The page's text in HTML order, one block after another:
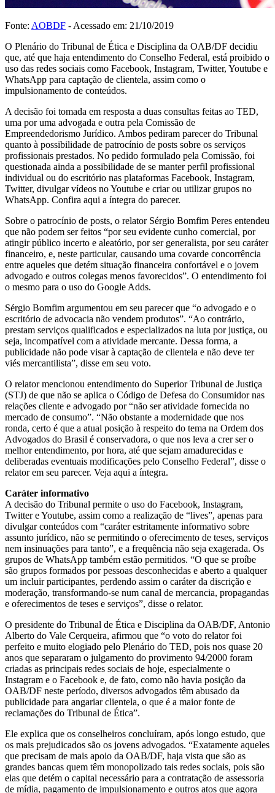
Fonte: AOBDF - Acessado em: 21/10/2019
O Plenário do Tribunal de Ética e Disciplina da OAB/DF decidiu
que, até que haja entendimento do Conselho Federal, está proibido o
uso das redes sociais como Facebook, Instagram, Twitter, Youtube e
WhatsApp para captação de clientela, assim como o
impulsionamento de conteúdos.
A decisão foi tomada em resposta a duas consultas feitas ao TED,
uma por uma advogada e outra pela Comissão de
Empreendedorismo Jurídico. Ambos pediram parecer do Tribunal
quanto à possibilidade de patrocínio de posts sobre os serviços
profissionais prestados. No pedido formulado pela Comissão, foi
questionada ainda a possibilidade de se manter perfil profissional
individual ou do escritório nas plataformas Facebook, Instagram,
Twitter, divulgar vídeos no Youtube e criar ou utilizar grupos no
WhatsApp. Confira aqui a íntegra do parecer.
Sobre o patrocínio de posts, o relator Sérgio Bomfim Peres entendeu
que não podem ser feitos “por seu evidente cunho comercial, por
atingir público incerto e aleatório, por ser generalista, por seu caráter
financeiro, e, neste particular, causando uma covarde concorrência
entre aqueles que detém situação financeira confortável e o jovem
advogado e outros colegas menos favorecidos”. O entendimento foi
o mesmo para o uso do Google Adds.
Sérgio Bomfim argumentou em seu parecer que “o advogado e o
escritório de advocacia não vendem produtos”. “Ao contrário,
prestam serviços qualificados e especializados na luta por justiça, ou
seja, incompatível com a atividade mercante. Dessa forma, a
publicidade não pode visar à captação de clientela e não deve ter
viés mercantilista”, disse em seu voto.
O relator mencionou entendimento do Superior Tribunal de Justiça
(STJ) de que não se aplica o Código de Defesa do Consumidor nas
relações cliente e advogado por “não ser atividade fornecida no
mercado de consumo”. “Não obstante a modernidade que nos
ronda, certo é que a atual posição à respeito do tema na Ordem dos
Advogados do Brasil é conservadora, o que nos leva a crer ser o
melhor entendimento, por hora, até que sejam amadurecidas e
deliberadas eventuais modificações pelo Conselho Federal”, disse o
relator em seu parecer. Veja aqui a íntegra.
Caráter informativo
A decisão do Tribunal permite o uso do Facebook, Instagram,
Twitter e Youtube, assim como a realização de “lives”, apenas para
divulgar conteúdos com “caráter estritamente informativo sobre
assunto jurídico, não se permitindo o oferecimento de teses, serviços
nem insinuações para tanto”, e a frequência não seja exagerada. Os
grupos de WhatsApp também estão permitidos. “O que se proíbe
são grupos formados por pessoas desconhecidas e aberto a qualquer
um incluir participantes, perdendo assim o caráter da discrição e
moderação, transformando-se num canal de mercancia, propagandas
e oferecimentos de teses e serviços”, disse o relator.
O presidente do Tribunal de Ética e Disciplina da OAB/DF, Antonio
Alberto do Vale Cerqueira, afirmou que “o voto do relator foi
perfeito e muito elogiado pelo Plenário do TED, pois nos quase 20
anos que separaram o julgamento do provimento 94/2000 foram
criadas as principais redes sociais de hoje, especialmente o
Instagram e o Facebook e, de fato, como não havia posição da
OAB/DF neste período, diversos advogados têm abusado da
publicidade para angariar clientela, o que é a maior fonte de
reclamações do Tribunal de Ética”.
Ele explica que os conselheiros concluíram, após longo estudo, que
os mais prejudicados são os jovens advogados. “Exatamente aqueles
que precisam de mais apoio da OAB/DF, haja vista que são as
grandes bancas quem têm monopolizado tais redes sociais, pois são
elas que detém o capital necessário para a contratação de assessoria
de mídia, pagamento de impulsionamento e outros atos que agora